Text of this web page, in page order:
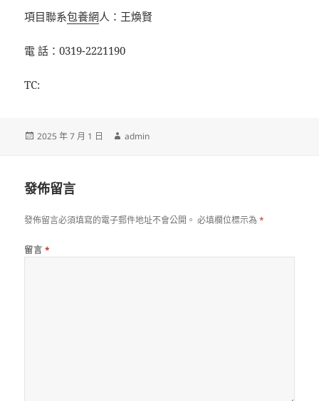
項目聯系包養網人：王煥賢
電 話：0319-2221190
TC:
發
2025 年 7 月 1 日
作
admin
發佈留言
發佈留言必須填寫的電子郵件地址不會公開。 必填欄位標示為*
留言 *